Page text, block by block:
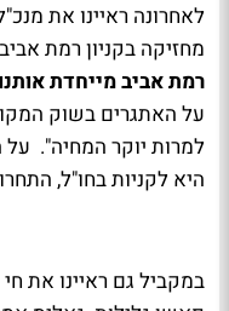
לאחרונה ראיינו את
מחזיקה בקניון רמת
רמת אביב מייחדת
על האתגרים בשוק
למרות יוקר המחיה".
היא לקניות בחו"ל,
במקביל גם ראיינו את